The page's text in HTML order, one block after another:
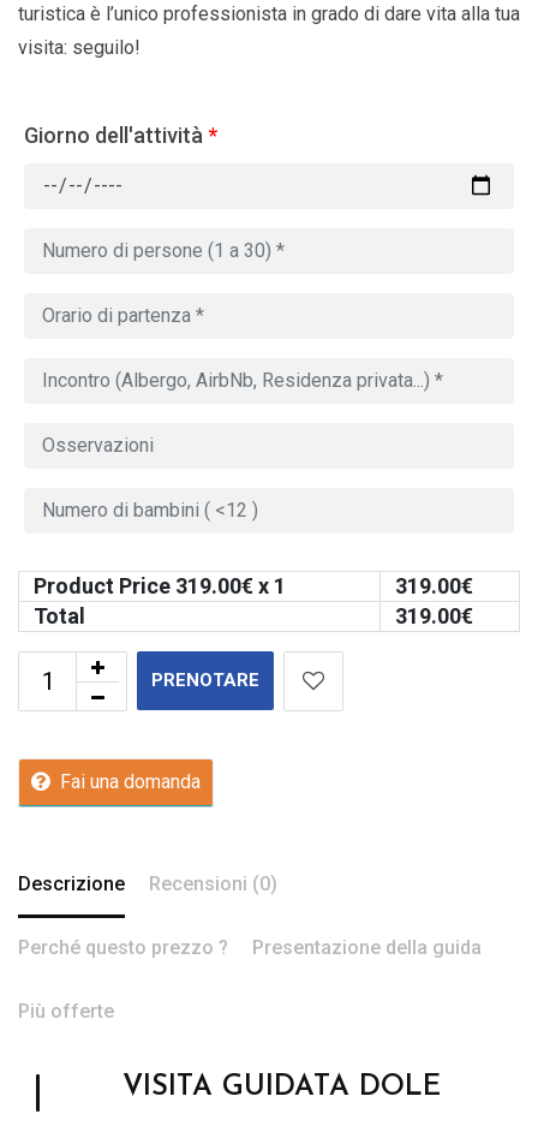
turistica è l’unico professionista in grado di dare vita alla tua
visita: seguilo!
Giorno dell'attività *
Product Price 319.00€ x 1 319.00€
Total
319.00€
PRENOTARE
Fai una domanda
Descrizione Recensioni (0)
Perché questo prezzo ? Presentazione della guida
Più offerte
VISITA GUIDATA DOLE